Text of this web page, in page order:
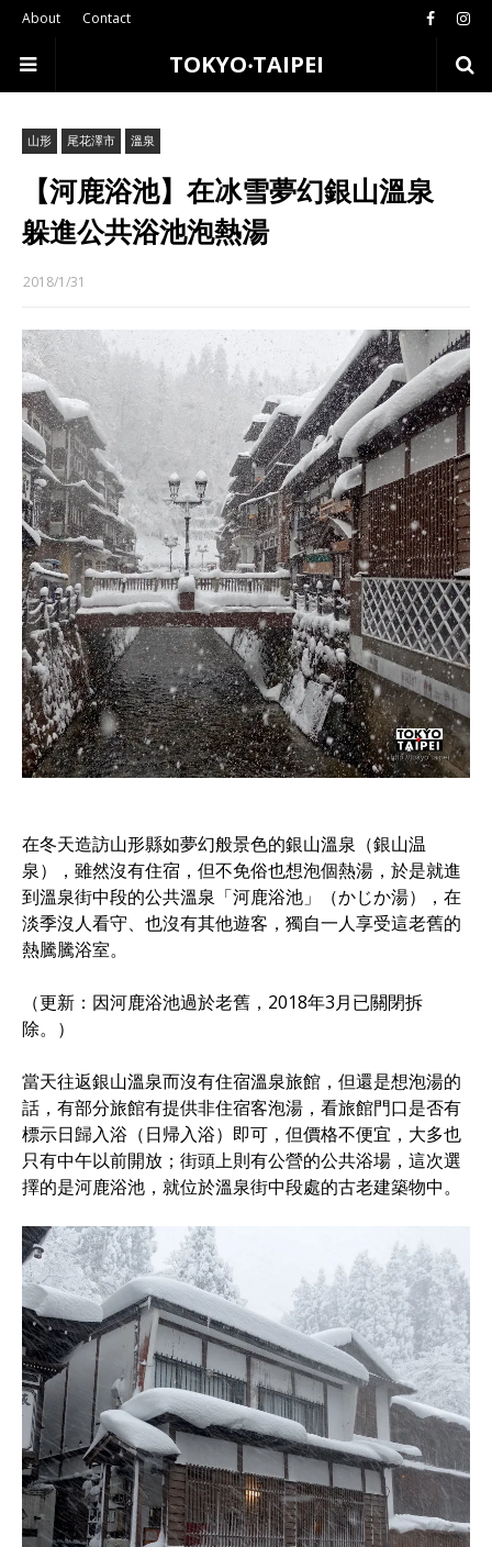
About Contact
TOKYO‧TAIPEI
山形 尾花澤市 溫泉
【河鹿浴池】在冰雪夢幻銀山溫泉
躲進公共浴池泡熱湯
2018/1/31
在冬天造訪山形縣如夢幻般景色的銀山溫泉（銀山温
泉），雖然沒有住宿，但不免俗也想泡個熱湯，於是就進
到溫泉街中段的公共溫泉「河鹿浴池」（かじか湯），在
淡季沒人看守、也沒有其他遊客，獨自一人享受這老舊的
熱騰騰浴室。
（更新：因河鹿浴池過於老舊，2018年3月已關閉拆
除。）
當天往返銀山溫泉而沒有住宿溫泉旅館，但還是想泡湯的
話，有部分旅館有提供非住宿客泡湯，看旅館門口是否有
標示日歸入浴（日帰入浴）即可，但價格不便宜，大多也
只有中午以前開放；街頭上則有公營的公共浴場，這次選
擇的是河鹿浴池，就位於溫泉街中段處的古老建築物中。